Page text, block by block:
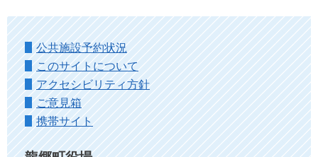
公共施設予約状況
このサイトについて
アクセシビリティ方針
ご意見箱
携帯サイト